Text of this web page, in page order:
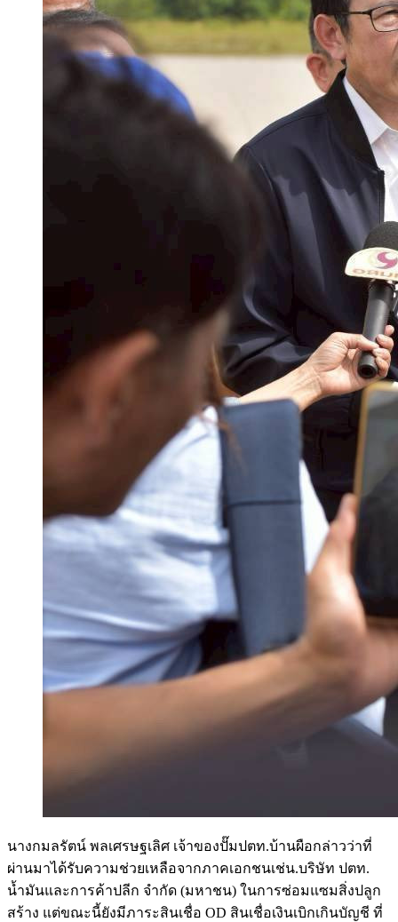
นางกมลรัตน์ พลเศรษฐเลิศ​ เจ้าของปั๊มปตท.บ้านผือกล่าวว่า​ที่
ผ่านมาได้รับความช่วยเหลือจากภาคเอกชนเช่น.บริษัท ปตท.
น้ำมันและการค้าปลีก จํากัด (มหาชน) ในการซ่อมแซมสิ่งปลูก
สร้าง​ แต่ขณะนี้ยังมีภาระสินเชื่อ OD สินเชื่อเงินเบิกเกินบัญชี ที่